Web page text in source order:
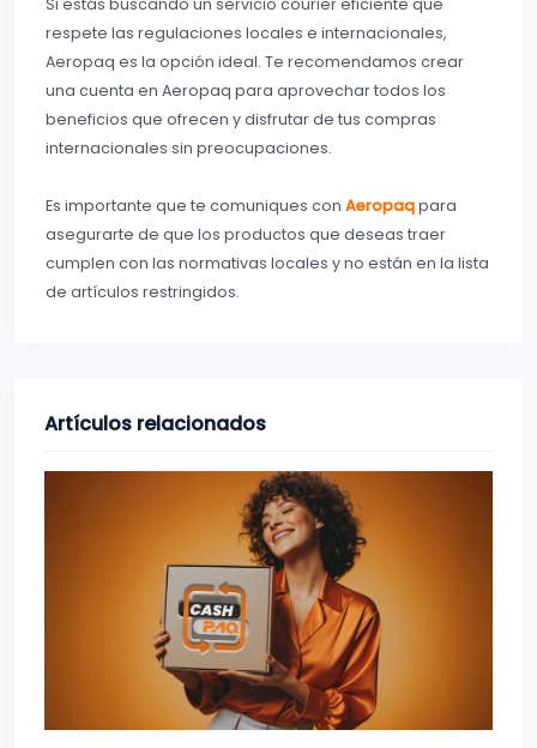
respete las regulaciones locales e internacionales,
Aeropaq es la opción ideal. Te recomendamos crear
una cuenta en Aeropaq para aprovechar todos los
beneficios que ofrecen y disfrutar de tus compras
internacionales sin preocupaciones.
Es importante que te comuniques con Aeropaqpara
asegurarte de que los productos que deseas traer
cumplen con las normativas locales y no están en la lista
de artículos restringidos.
Artículos relacionados